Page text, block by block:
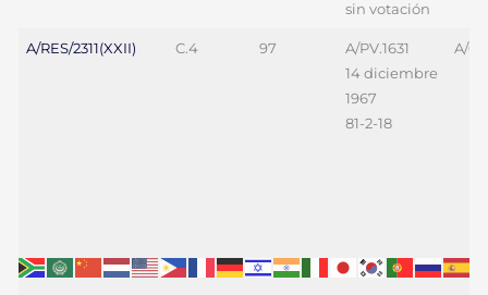
sin votación
A/RES/2311(XXII) C.4 97
A/PV.1631
14 diciembre
1967
81-2-18
A/